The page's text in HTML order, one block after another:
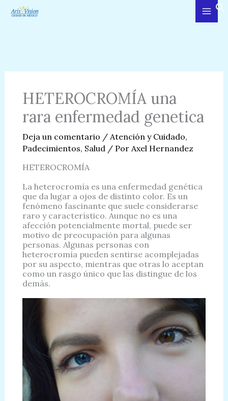
HETEROCROMÍA una
rara enfermedad genetica
Deja un comentario / Atención y Cuidado,
Padecimientos, Salud/ Por Axel Hernandez
HETEROCROMÍA
La heterocromía es una enfermedad genética
que da lugar a ojos de distinto color. Es un
fenómeno fascinante que suele considerarse
raro y característico. Aunque no es una
afección potencialmente mortal, puede ser
motivo de preocupación para algunas
personas. Algunas personas con
heterocromía pueden sentirse acomplejadas
por su aspecto, mientras que otras lo aceptan
como un rasgo único que las distingue de los
demás.